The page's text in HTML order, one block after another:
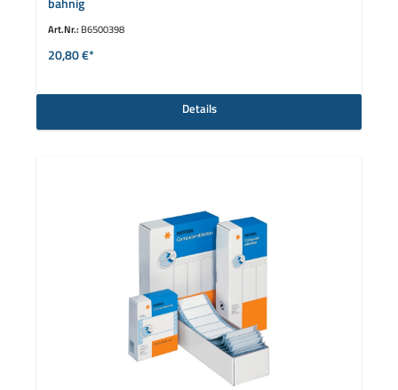
Art.Nr.: B6500398
20,80 €*
Details